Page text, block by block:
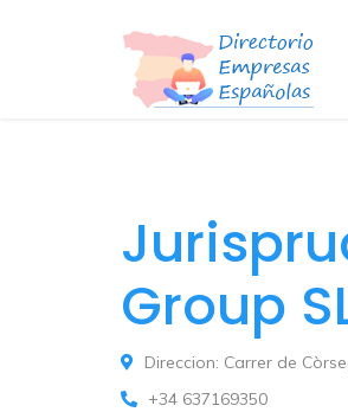
Group
Direccion: Carrer de
+34 637169350